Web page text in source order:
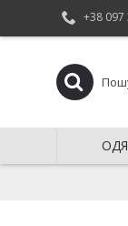
+38 097